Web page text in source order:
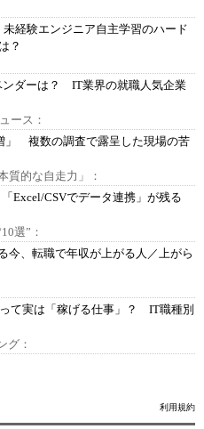
経験エンジニア自主学習のハード
？
ンダーは？ IT業界の就職人気企業
ース：
」 複数の調査で露呈した現場の苦
質的な自走力」：
Excel/CSVでデータ連携」が残る
選”：
今、転職で年収が上がる人／上がら
て実は「稼げる仕事」？ IT職種別
グ：
利用規約